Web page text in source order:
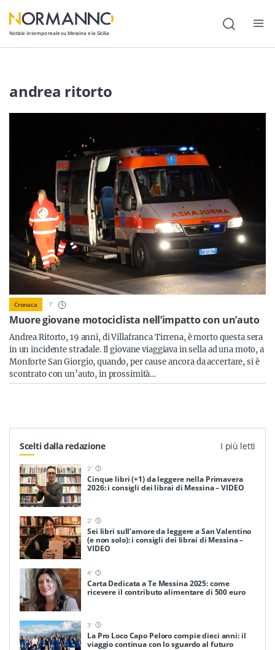
Notizie in tempo reale su Messina e la Sicilia
Attualità
Cultura
Lavoro
Società
Economia
Sport
Sicilia
Servizi
Iscriviti
andrea ritorto
Muore giovane motociclista nell’impatto con un’auto
Cronaca 1'
Andrea Ritorto, 19 anni, di Villafranca Tirrena, è morto questa sera
in un incidente stradale. Il giovane viaggiava in sella ad una moto, a
Monforte San Giorgio, quando, per cause ancora da accertare, si è
scontrato con un’auto, in prossimità…
Scelti dalla redazione I più letti
2'
Cinque libri (+1) da leggere nella Primavera
2026: i consigli dei librai di Messina – VIDEO
2'
Sei libri sull’amore da leggere a San Valentino
(e non solo): i consigli dei librai di Messina –
VIDEO
4'
Carta Dedicata a Te Messina 2025: come
ricevere il contributo alimentare di 500 euro
3'
La Pro Loco Capo Peloro compie dieci anni: il
viaggio continua con lo sguardo al futuro